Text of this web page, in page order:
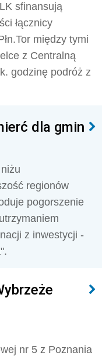
sfinansują
łącznicy
między tymi
z Centralną
godzinę podróż z
dla gmin
regionów
pogorszenie
z inwestycji -
nr 5 z Poznania